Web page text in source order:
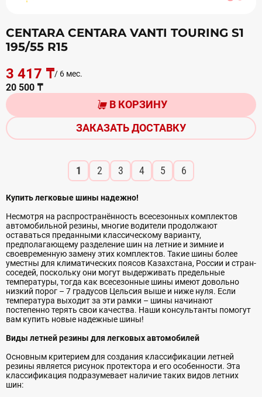
CENTARA CENTARA VANTI TOURING S1
195/55 R15
3 417 ₸/ 6 мес.
20 500 ₸
В КОРЗИНУ
ЗАКАЗАТЬ ДОСТАВКУ
1 2 3 4 5 6
Купить легковые шины надежно!
Несмотря на распространённость всесезонных комплектов
автомобильной резины, многие водители продолжают
оставаться преданными классическому варианту,
предполагающему разделение шин на летние и зимние и
своевременную замену этих комплектов. Такие шины более
уместны для климатических поясов Казахстана, России и стран-
соседей, поскольку они могут выдерживать предельные
температуры, тогда как всесезонные шины имеют довольно
низкий порог – 7 градусов Цельсия выше и ниже нуля. Если
температура выходит за эти рамки – шины начинают
постепенно терять свои качества. Наши консультанты помогут
вам купить новые надежные шины!
Виды летней резины для легковых автомобилей
Основным критерием для создания классификации летней
резины является рисунок протектора и его особенности. Эта
классификация подразумевает наличие таких видов летних
шин: